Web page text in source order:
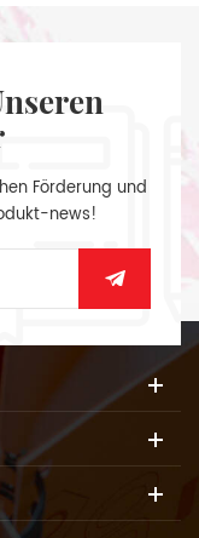
Förderung und
news!